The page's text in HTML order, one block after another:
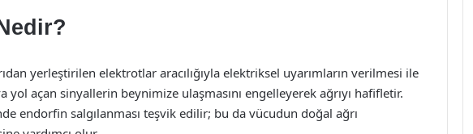
yerleştirilen elektrotlar aracılığıyla elektriksel uyarımların verilmesi ile
yol açan sinyallerin beynimize ulaşmasını engelleyerek ağrıyı hafifletir.
endorfin salgılanması teşvik edilir; bu da vücudun doğal ağrı